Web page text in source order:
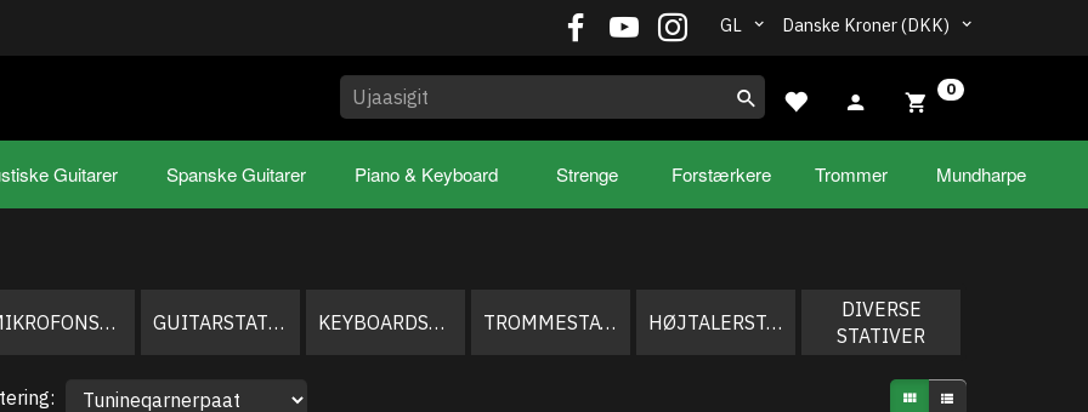
Danske Kroner (DKK)
GL
0
Guitarer Spanske Guitarer Piano & Keyboard Strenge Forstærkere Trommer Mundharpe
MIKROFONSTATIVER GUITARSTATIVER KEYBOARDSTATIVER TROMMESTATIVER HØJTALERSTATIVER
DIVERSE
STATIVER